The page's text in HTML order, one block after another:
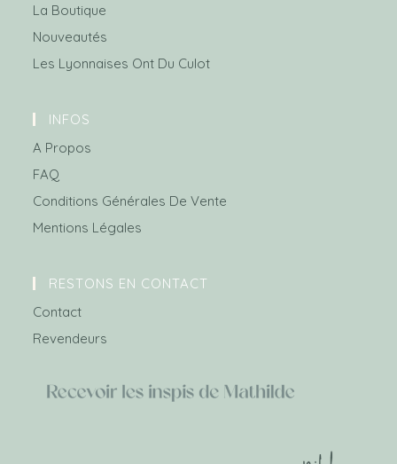
La Boutique
Nouveautés
Les Lyonnaises Ont Du Culot
INFOS
A Propos
FAQ
Conditions Générales De Vente
Mentions Légales
RESTONS EN CONTACT
Contact
Revendeurs